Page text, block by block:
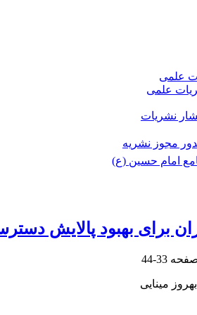
علمی
علمی
نشریات
مجوز نشریه
امام حسین (ع)
برای بهبود پالایش
33-44
مینایی